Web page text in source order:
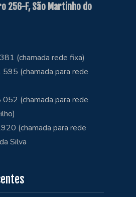
256-F, São Martinho do
(chamada rede fixa)
(chamada para rede
(chamada para rede
(chamada para rede
Silva